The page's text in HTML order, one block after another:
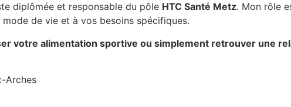
diplômée et responsable du pôle HTC Santé Metz. Mon rôle
de vie et à vos besoins spécifiques.
votre alimentation sportive ou simplement retrouver une
Arches